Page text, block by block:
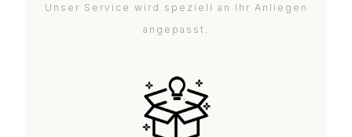
Unser Service wird speziell an Ihr Anliegen
angepasst.